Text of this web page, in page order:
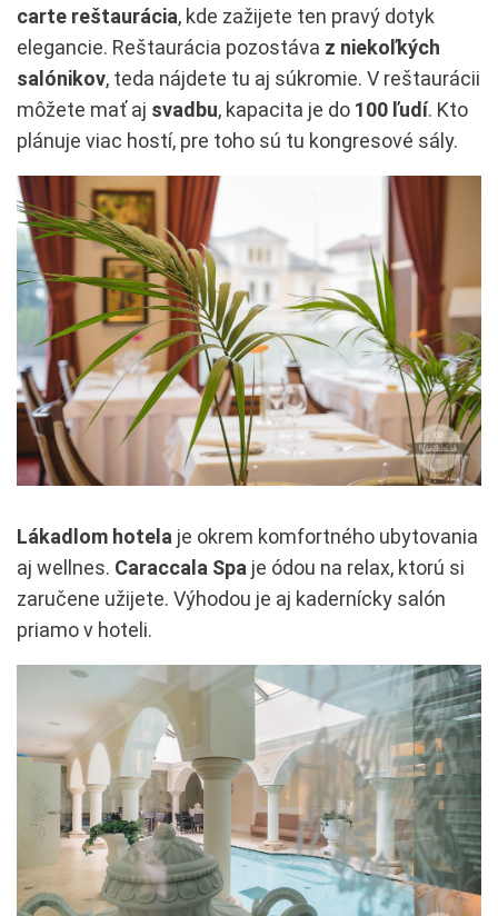
carte reštaurácia, kde zažijete ten pravý dotyk
elegancie. Reštaurácia pozostáva z niekoľkých
salónikov, teda nájdete tu aj súkromie. V reštaurácii
môžete mať aj svadbu, kapacita je do 100 ľudí. Kto
plánuje viac hostí, pre toho sú tu kongresové sály.
Lákadlom hotela je okrem komfortného ubytovania
aj wellnes. Caraccala Spa je ódou na relax, ktorú si
zaručene užijete. Výhodou je aj kadernícky salón
priamo v hoteli.